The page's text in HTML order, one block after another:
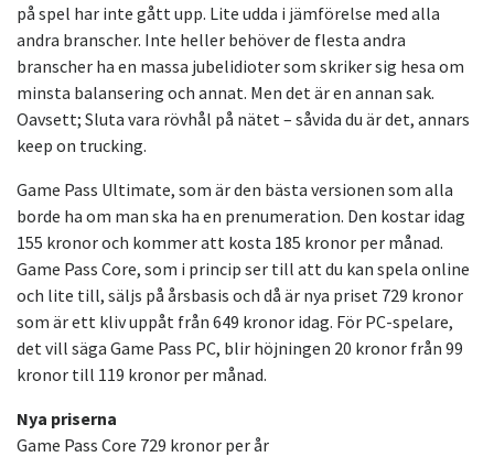
på spel har inte gått upp. Lite udda i jämförelse med alla
andra branscher. Inte heller behöver de flesta andra
branscher ha en massa jubelidioter som skriker sig hesa om
minsta balansering och annat. Men det är en annan sak.
Oavsett; Sluta vara rövhål på nätet – såvida du är det, annars
keep on trucking.
Game Pass Ultimate, som är den bästa versionen som alla
borde ha om man ska ha en prenumeration. Den kostar idag
155 kronor och kommer att kosta 185 kronor per månad.
Game Pass Core, som i princip ser till att du kan spela online
och lite till, säljs på årsbasis och då är nya priset 729 kronor
som är ett kliv uppåt från 649 kronor idag. För PC-spelare,
det vill säga Game Pass PC, blir höjningen 20 kronor från 99
kronor till 119 kronor per månad.
Nya priserna
Game Pass Core 729 kronor per år